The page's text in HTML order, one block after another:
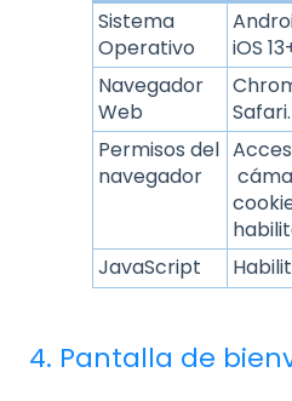
Sistema
Operativo
iOS
Navegador
Web
Safari.
Permisos del
navegador
JavaScript
4. Pantalla de